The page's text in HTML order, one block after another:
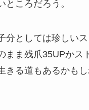
ところだろう。
分としては珍しい
まま残爪35UPかス
きる道もあるかも